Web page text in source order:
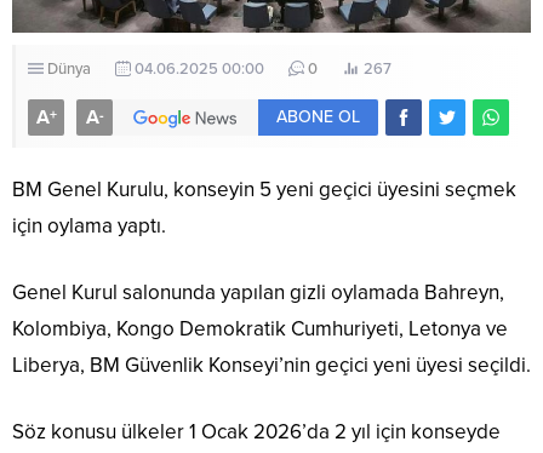
Dünya 04.06.2025 00:00 0 267
A+ A- ABONE OL
BM Genel Kurulu, konseyin 5 yeni geçici üyesini seçmek
için oylama yaptı.
Genel Kurul salonunda yapılan gizli oylamada Bahreyn,
Kolombiya, Kongo Demokratik Cumhuriyeti, Letonya ve
Liberya, BM Güvenlik Konseyi’nin geçici yeni üyesi seçildi.
Söz konusu ülkeler 1 Ocak 2026’da 2 yıl için konseyde